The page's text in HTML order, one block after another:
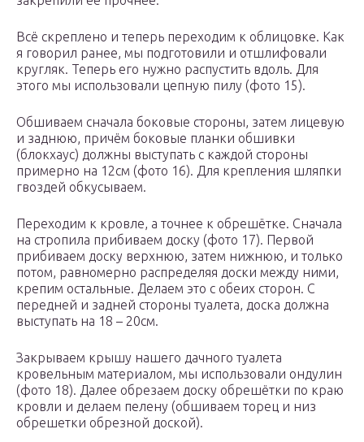
Всё скреплено и теперь переходим к облицовке. Как
я говорил ранее, мы подготовили и отшлифовали
кругляк. Теперь его нужно распустить вдоль. Для
этого мы использовали цепную пилу (фото 15).
Обшиваем сначала боковые стороны, затем лицевую
и заднюю, причём боковые планки обшивки
(блокхаус) должны выступать с каждой стороны
примерно на 12см (фото 16). Для крепления шляпки
гвоздей обкусываем.
Переходим к кровле, а точнее к обрешётке. Сначала
на стропила прибиваем доску (фото 17). Первой
прибиваем доску верхнюю, затем нижнюю, и только
потом, равномерно распределяя доски между ними,
крепим остальные. Делаем это с обеих сторон. С
передней и задней стороны туалета, доска должна
выступать на 18 – 20см.
Закрываем крышу нашего дачного туалета
кровельным материалом, мы использовали ондулин
(фото 18). Далее обрезаем доску обрешётки по краю
кровли и делаем пелену (обшиваем торец и низ
обрешетки обрезной доской).